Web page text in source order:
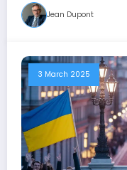
Jean Dupont
3 March 2025